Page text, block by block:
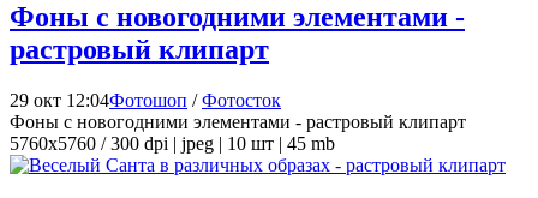
Фоны с новогодними элементами -
растровый клипарт
29 окт 12:04Фотошоп /Фотосток
Фоны с новогодними элементами - растровый клипарт
5760x5760 / 300 dpi | jpeg | 10 шт | 45 mb